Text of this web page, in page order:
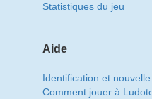
Statistiques du jeu
Aide
Identification et
Comment jouer à